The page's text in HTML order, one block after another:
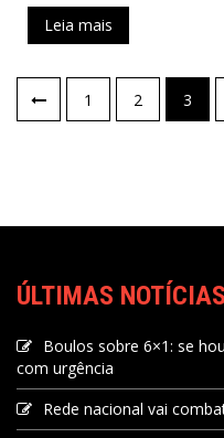
Leia mais
1 2 3
ÚLTIMAS NOTÍCIAS
Boulos sobre 6×1: se
com urgência
Rede nacional vai